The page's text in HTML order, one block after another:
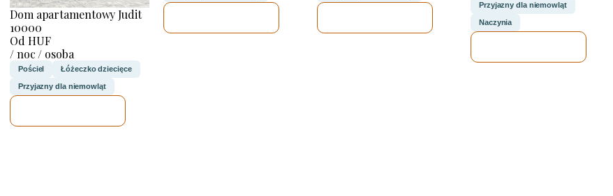
Dom apartamentowy Judit
10000
Od HUF
/ noc / osoba
Pościel Łóżeczko dziecięce
Przyjazny dla niemowląt
Przyjazny dla niemowląt
Naczynia